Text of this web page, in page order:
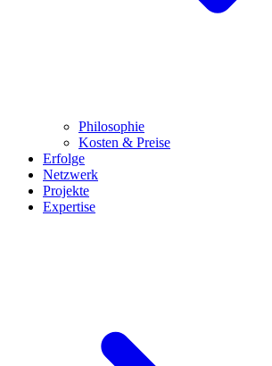
Philosophie
Kosten & Preise
Erfolge
Netzwerk
Projekte
Expertise